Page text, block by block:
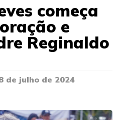
começa
e
Reginaldo
de julho de 2024